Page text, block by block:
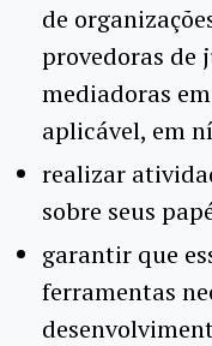
de
provedoras de
mediadoras
aplicável, em
realizar
sobre seus
garantir que
ferramentas